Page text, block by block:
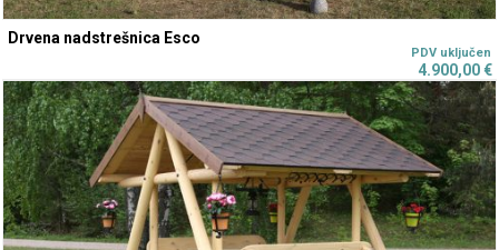
Drvena nadstrešnica Esco
4.900,00€